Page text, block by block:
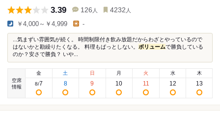
3.39 126 人 4232 人
￥4,000～￥4,999 -
...気まずい雰囲気が続く。 時間制限付き飲み放題だからわざとやっているので
はないかと勘繰りたくなる。 料理もぱっとしない。 ボリュームで勝負している
のか？安さで勝負？ いや...
空席
情報
金
8/7
土
8
日
9
月
10
火
11
水
12
木
13